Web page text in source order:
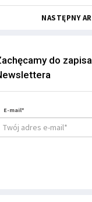
NASTĘPNY
do
E-mail*